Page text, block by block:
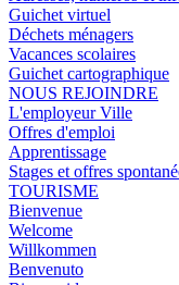
Guichet virtuel
Déchets ménagers
Vacances scolaires
Guichet cartographique
NOUS REJOINDRE
L'employeur Ville
Offres d'emploi
Apprentissage
Stages et offres
TOURISME
Bienvenue
Welcome
Willkommen
Benvenuto